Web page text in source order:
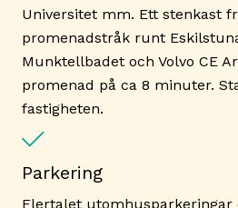
Universitet mm. Ett stenkast
promenadstråk runt
Munktellbadet och Volvo CE
promenad på ca 8 minuter.
fastigheten.
Parkering
Flertalet utomhusparkeringar